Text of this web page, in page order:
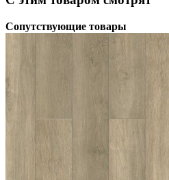
Сопутствующие товары